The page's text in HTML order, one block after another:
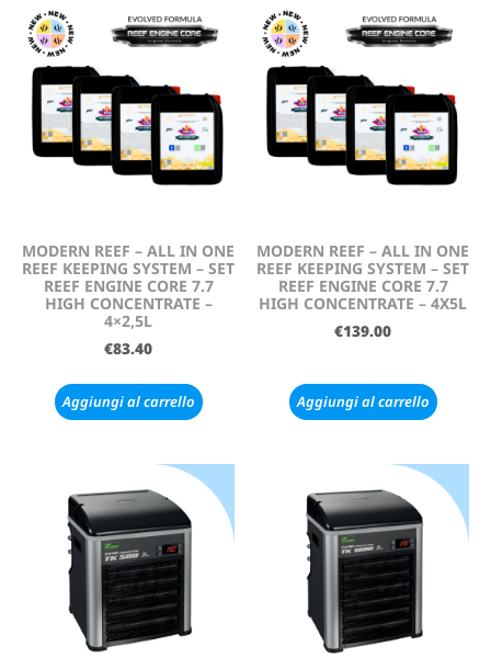
MODERN REEF – ALL IN ONE
REEF KEEPING SYSTEM – SET
REEF ENGINE CORE 7.7
HIGH CONCENTRATE –
4×2,5L
€83.40
Aggiungi al carrello
MODERN REEF – ALL IN ONE
REEF KEEPING SYSTEM – SET
REEF ENGINE CORE 7.7
HIGH CONCENTRATE – 4X5L
€139.00
Aggiungi al carrello